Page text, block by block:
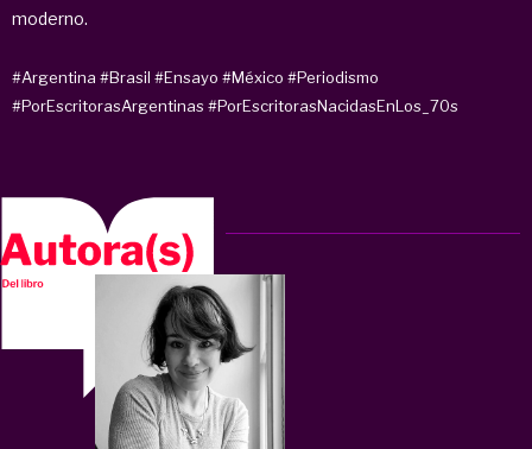
moderno.
#Argentina #Brasil #Ensayo #México #Periodismo
#PorEscritorasArgentinas #PorEscritorasNacidasEnLos_70s